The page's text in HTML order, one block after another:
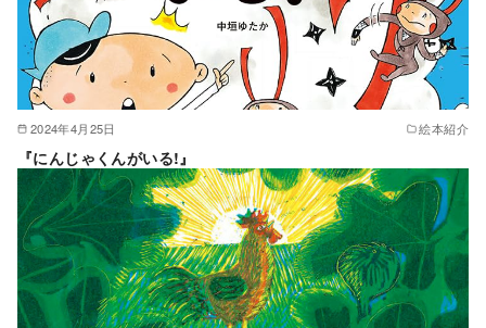
2024年4月25日 絵本紹介
『にんじゃくんがいる!』